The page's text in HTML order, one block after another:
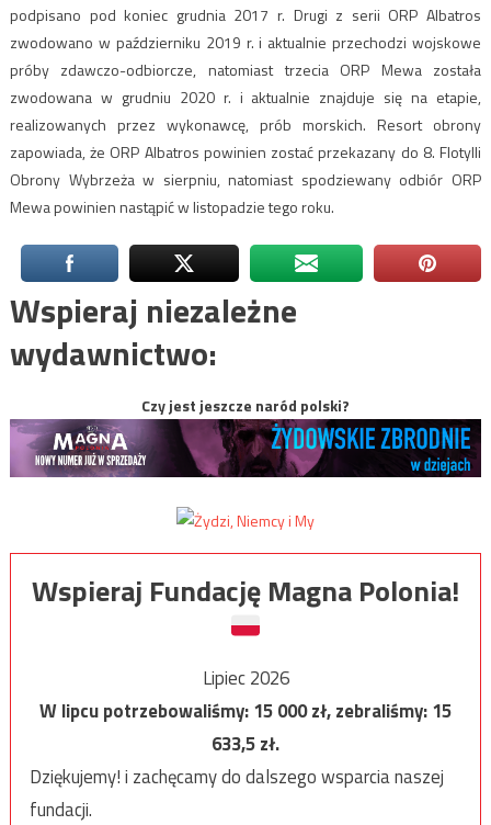
podpisano pod koniec grudnia 2017 r. Drugi z serii ORP Albatros
zwodowano w październiku 2019 r. i aktualnie przechodzi wojskowe
próby zdawczo-odbiorcze, natomiast trzecia ORP Mewa została
zwodowana w grudniu 2020 r. i aktualnie znajduje się na etapie,
realizowanych przez wykonawcę, prób morskich. Resort obrony
zapowiada, że ORP Albatros powinien zostać przekazany do 8. Flotylli
Obrony Wybrzeża w sierpniu, natomiast spodziewany odbiór ORP
Mewa powinien nastąpić w listopadzie tego roku.
Wspieraj niezależne
wydawnictwo:
Czy jest jeszcze naród polski?
Wspieraj Fundację Magna Polonia!
Lipiec 2026
W lipcu potrzebowaliśmy:15 000zł, zebraliśmy:15
633,5zł.
Dziękujemy! i zachęcamy do dalszego wsparcia naszej
fundacji.